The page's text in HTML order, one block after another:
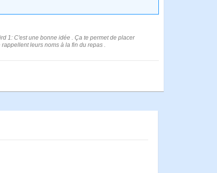
1: C'est une bonne idée . Ça te permet de placer
leurs noms à la fin du repas .